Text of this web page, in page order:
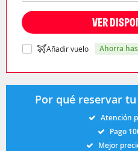
VER
Añadir vuelo ahorra
Por qué reservar
Atención
Pago
Mejor